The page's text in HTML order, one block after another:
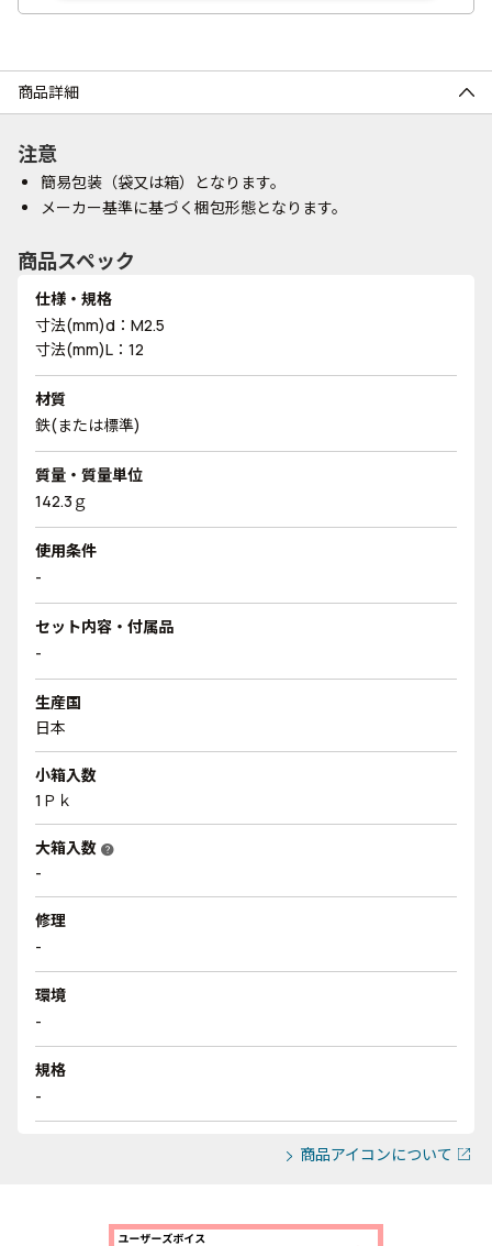
商品詳細
注意
簡易包装（袋又は箱）となります。
メーカー基準に基づく梱包形態となります。
商品スペック
仕様・規格
寸法(mm)d：M2.5
寸法(mm)L：12
材質
鉄(または標準)
質量・質量単位
142.3ｇ
使用条件
-
セット内容・付属品
-
生産国
日本
小箱入数
1Ｐｋ
大箱入数 help
-
修理
-
環境
-
規格
-
商品アイコンについて